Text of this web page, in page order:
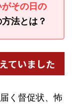
その日の
法とは？
ていました
く督促状、怖